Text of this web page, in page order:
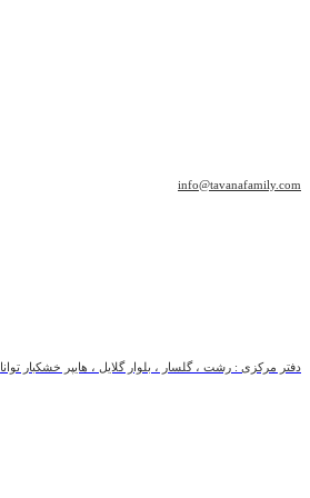
info@tavanafamily.com
دفتر مرکزی : رشت ، گلسار ، بلوار گلایل ، هایپر خشکبار توانا